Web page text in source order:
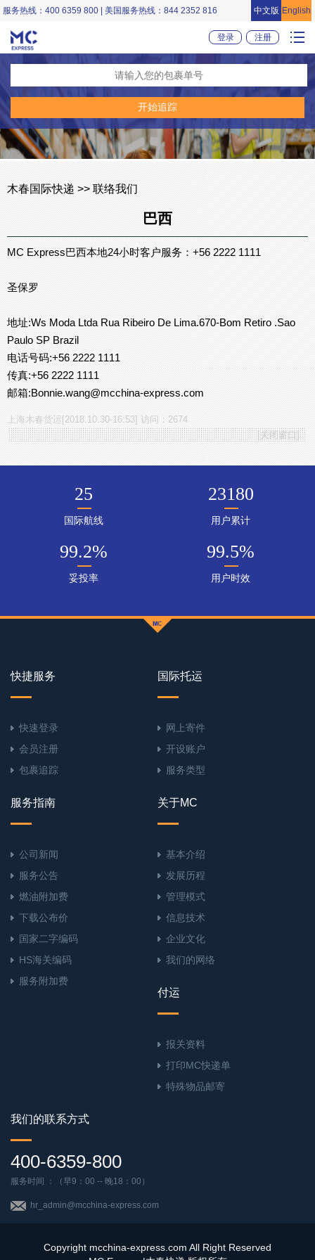
服务热线：400 6359 800 | 美国服务热线：844 2352 816 中文版 English
登录 注册
木春国际快递 >> 联络我们
巴西
MC Express巴西本地24小时客户服务：+56 2222 1111
圣保罗
地址:Ws Moda Ltda Rua Ribeiro De Lima.670-Bom Retiro .Sao
Paulo SP Brazil
电话号码:+56 2222 1111
传真:+56 2222 1111
邮箱:Bonnie.wang@mcchina-express.com
上海木春货运[2018.10.30-16:53] 访问：2674
[关闭窗口]
25
国际航线
23180
用户累计
99.2%
妥投率
99.5%
用户时效
快捷服务
快速登录
会员注册
包裹追踪
国际托运
网上寄件
开设账户
服务类型
服务指南
公司新闻
服务公告
燃油附加费
下载公布价
国家二字编码
HS海关编码
服务附加费
关于MC
基本介绍
发展历程
管理模式
信息技术
企业文化
我们的网络
付运
报关资料
打印MC快递单
特殊物品邮寄
我们的联系方式
400-6359-800
服务时间 ：（早9：00 -- 晚18：00）
hr_admin@mcchina-express.com
Copyright mcchina-express.com All Right Reserved